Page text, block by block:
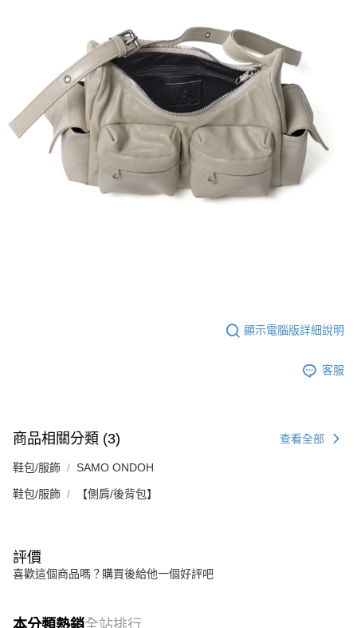
顯示電腦版詳細說明
客服
商品相關分類 (3) 查看全部
鞋包/服飾 SAMO ONDOH
鞋包/服飾 【側肩/後背包】
評價
喜歡這個商品嗎？購買後給他一個好評吧